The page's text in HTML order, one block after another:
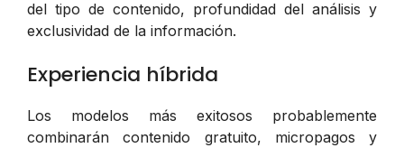
del tipo de contenido, profundidad del análisis y
exclusividad de la información.
Experiencia híbrida
Los modelos más exitosos probablemente
combinarán contenido gratuito, micropagos y